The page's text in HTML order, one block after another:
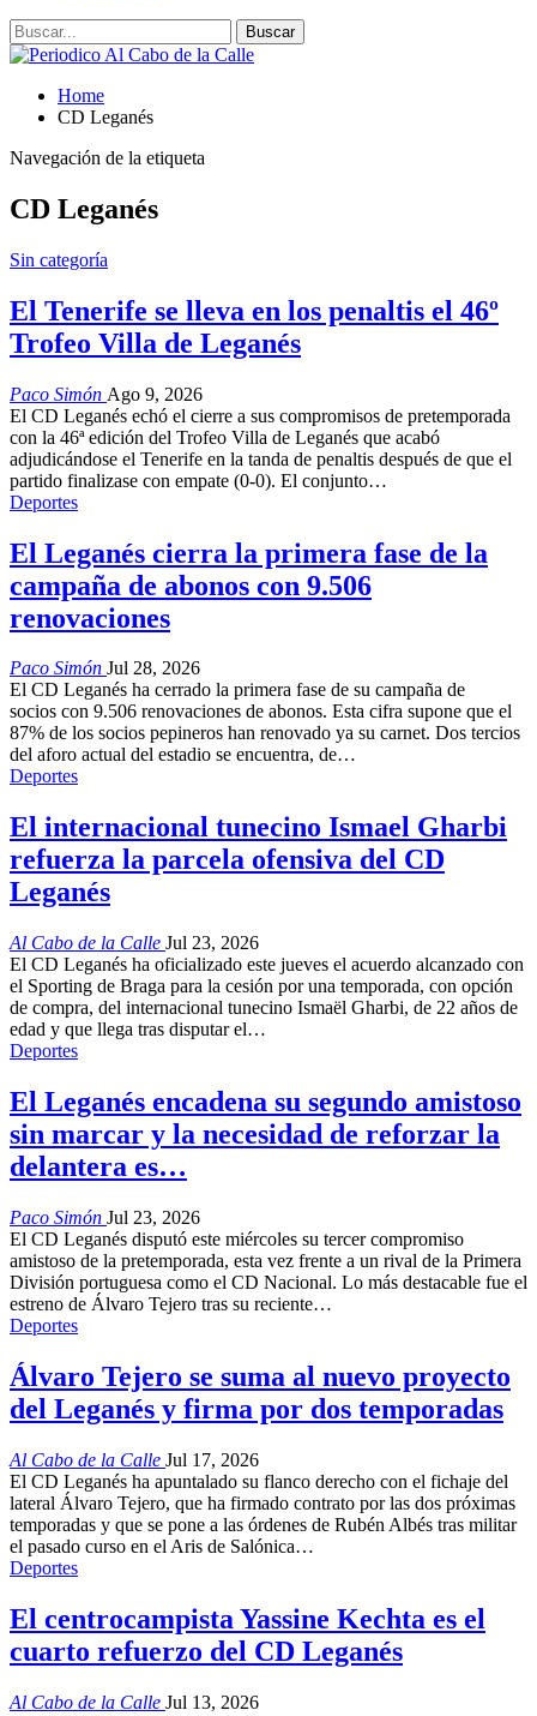
Home
CD Leganés
Navegación de la etiqueta
CD Leganés
Sin categoría
El Tenerife se lleva en los penaltis el 46º
Trofeo Villa de Leganés
Paco Simón Ago 9, 2026
El CD Leganés echó el cierre a sus compromisos de pretemporada
con la 46ª edición del Trofeo Villa de Leganés que acabó
adjudicándose el Tenerife en la tanda de penaltis después de que el
partido finalizase con empate (0-0). El conjunto…
Deportes
El Leganés cierra la primera fase de la
campaña de abonos con 9.506
renovaciones
Paco Simón Jul 28, 2026
El CD Leganés ha cerrado la primera fase de su campaña de
socios con 9.506 renovaciones de abonos. Esta cifra supone que el
87% de los socios pepineros han renovado ya su carnet. Dos tercios
del aforo actual del estadio se encuentra, de…
Deportes
El internacional tunecino Ismael Gharbi
refuerza la parcela ofensiva del CD
Leganés
Al Cabo de la Calle Jul 23, 2026
El CD Leganés ha oficializado este jueves el acuerdo alcanzado con
el Sporting de Braga para la cesión por una temporada, con opción
de compra, del internacional tunecino Ismaël Gharbi, de 22 años de
edad y que llega tras disputar el…
Deportes
El Leganés encadena su segundo amistoso
sin marcar y la necesidad de reforzar la
delantera es…
Paco Simón Jul 23, 2026
El CD Leganés disputó este miércoles su tercer compromiso
amistoso de la pretemporada, esta vez frente a un rival de la Primera
División portuguesa como el CD Nacional. Lo más destacable fue el
estreno de Álvaro Tejero tras su reciente…
Deportes
Álvaro Tejero se suma al nuevo proyecto
del Leganés y firma por dos temporadas
Al Cabo de la Calle Jul 17, 2026
El CD Leganés ha apuntalado su flanco derecho con el fichaje del
lateral Álvaro Tejero, que ha firmado contrato por las dos próximas
temporadas y que se pone a las órdenes de Rubén Albés tras militar
el pasado curso en el Aris de Salónica…
Deportes
El centrocampista Yassine Kechta es el
cuarto refuerzo del CD Leganés
Al Cabo de la Calle Jul 13, 2026